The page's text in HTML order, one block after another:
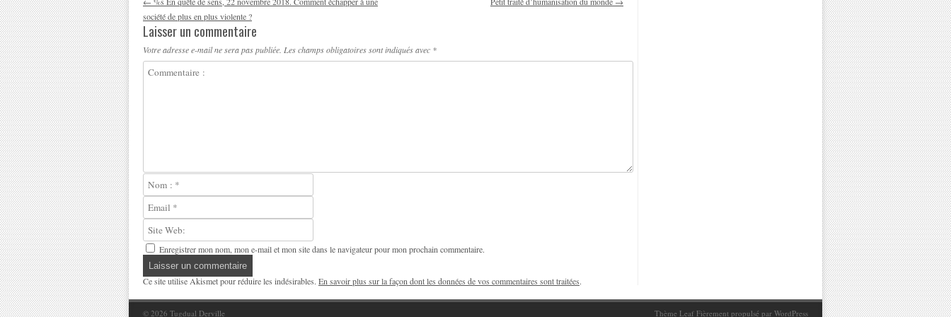
société de plus en plus violente ?
Laisser un commentaire
Votre adresse e-mail ne sera pas publiée. Les champs obligatoires sont indiqués avec *
Enregistrer mon nom, mon e-mail et mon site dans le navigateur pour mon prochain commentaire.
Ce site utilise Akismet pour réduire les indésirables. En savoir plus sur la façon dont les données de vos commentaires sont traitées.
© 2026 Tugdual Derville Thème Leaf Fièrement propulsé par WordPress